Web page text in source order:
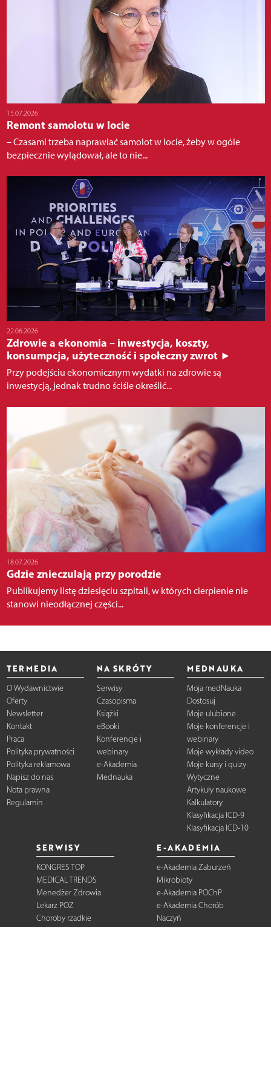
15.07.2026
Remont samolotu w locie
– Czasami trzeba naprawiać samolot w locie, żeby w ogóle
bezpiecznie wylądował, ale to nie...
22.06.2026
Zdrowie a ekonomia – inwestycja, koszty,
konsumpcja, użyteczność i społeczny zwrot ►
Przy podejściu ekonomicznym wydatki na zdrowie są
inwestycją, jednak trudno ściśle określić...
18.07.2026
Gdzie znieczulają przy porodzie
Publikujemy listę dziesięciu szpitali, w których cierpienie nie
stanowi nieodłącznej części...
TERMEDIA
O Wydawnictwie
Oferty
Newsletter
Kontakt
Praca
Polityka prywatności
Polityka reklamowa
Napisz do nas
Nota prawna
Regulamin
NA SKRÓTY
Serwisy
Czasopisma
Książki
eBooki
Konferencje i
webinary
e-Akademia
Mednauka
MEDNAUKA
Moja medNauka
Dostosuj
Moje ulubione
Moje konferencje i
webinary
Moje wykłady video
Moje kursy i quizy
Wytyczne
Artykuły naukowe
Kalkulatory
Klasyfikacja ICD-9
Klasyfikacja ICD-10
SERWISY
KONGRES TOP
MEDICAL TRENDS
Menedżer Zdrowia
Lekarz POZ
Choroby rzadkie
E-AKADEMIA
e-Akademia Zaburzeń
Mikrobioty
e-Akademia POChP
e-Akademia Chorób
Naczyń